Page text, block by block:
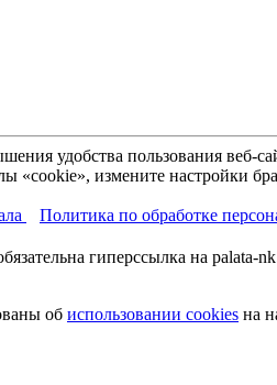
удобства пользования
«cookie», измените настройки
Политика по обработке
гиперссылка на palata-
об использовании cookies на